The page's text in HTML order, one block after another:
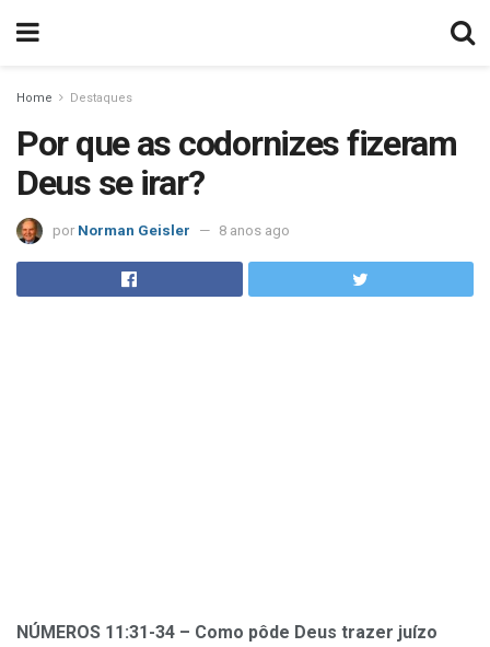
Home Destaques
Por que as codornizes fizeram
Deus se irar?
por Norman Geisler 8 anos ago
NÚMEROS 11:31-34 – Como pôde Deus trazer juízo